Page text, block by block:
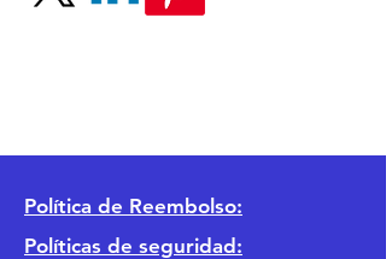
Política de Reembolso:
Políticas de seguridad: